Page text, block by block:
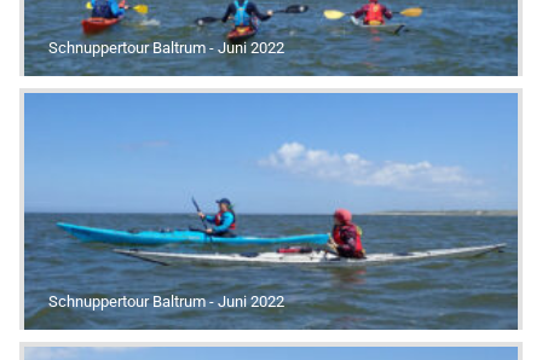
Schnuppertour Baltrum - Juni 2022
Schnuppertour Baltrum - Juni 2022